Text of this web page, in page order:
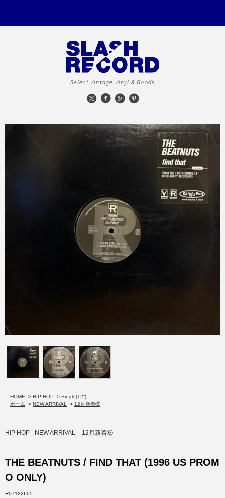
Select Vintage Vinyl & Goods
HOME > HIP HOP > Single(12”)
ホーム
> NEW ARRIVAL > 12月新着⑥
HIP HOP NEW ARRIVAL 12月新着⑥
THE BEATNUTS / FIND THAT (1996 US PROM
O ONLY)
R07122605